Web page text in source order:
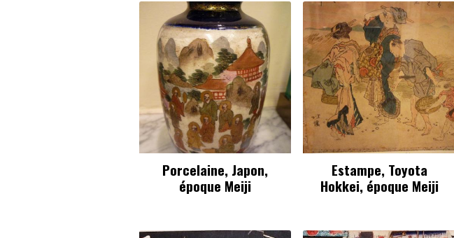
Porcelaine, Japon,
époque Meiji
Estampe, Toyota
Hokkei, époque Meiji